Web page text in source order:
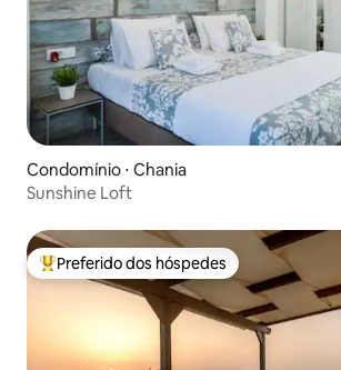
Condomínio ⋅ Chania
Sunshine Loft
Entre os melhores preferidos dos hóspedes
Preferido dos hóspedes